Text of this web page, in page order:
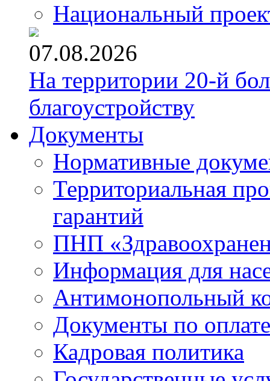
Национальный
07.08.2026
На территории 20-й
благоустройству
Документы
Нормативные
Территориальная
гарантий
ПНП
Информация для
Антимонопольный
Документы по
Кадровая политика